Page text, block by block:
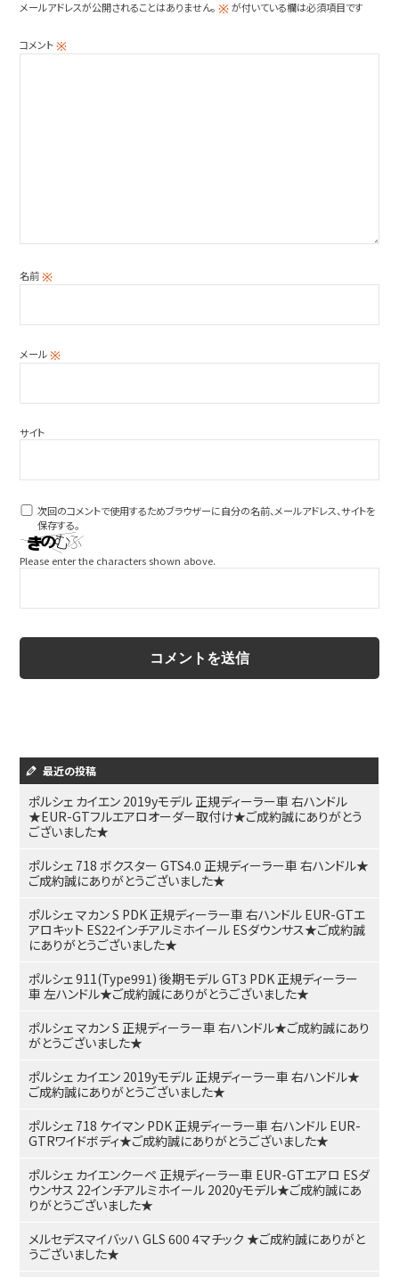
メールアドレスが公開されることはありません。 ※が付いている欄は必須項目です
コメント※
名前※
メール※
サイト
次回のコメントで使用するためブラウザーに自分の名前、メールアドレス、サイトを
保存する。
Please enter the characters shown above.
最近の投稿
ポルシェ カイエン 2019yモデル 正規ディーラー車 右ハンドル
★EUR-GTフルエアロオーダー取付け★ご成約誠にありがとう
ございました★
ポルシェ 718 ボクスター GTS4.0 正規ディーラー車 右ハンドル★
ご成約誠にありがとうございました★
ポルシェ マカン S PDK 正規ディーラー車 右ハンドル EUR-GTエ
アロキット ES22インチアルミホイール ESダウンサス★ご成約誠
にありがとうございました★
ポルシェ 911(Type991) 後期モデル GT3 PDK 正規ディーラー
車 左ハンドル★ご成約誠にありがとうございました★
ポルシェ マカン S 正規ディーラー車 右ハンドル★ご成約誠にあり
がとうございました★
ポルシェ カイエン 2019yモデル 正規ディーラー車 右ハンドル★
ご成約誠にありがとうございました★
ポルシェ 718 ケイマン PDK 正規ディーラー車 右ハンドル EUR-
GTRワイドボディ★ご成約誠にありがとうございました★
ポルシェ カイエンクーペ 正規ディーラー車 EUR-GTエアロ ESダ
ウンサス 22インチアルミホイール 2020yモデル★ご成約誠にあ
りがとうございました★
メルセデスマイバッハ GLS 600 4マチック ★ご成約誠にありがと
うございました★